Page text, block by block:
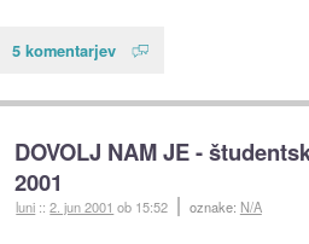
5 komentarjev
DOVOLJ NAM JE -
2001
luni ::2. jun 2001 ob 15:52 oznake: N/A